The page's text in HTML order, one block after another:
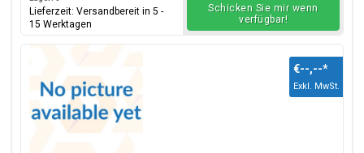
Lieferzeit: Versandbereit in 5 -
15 Werktagen
Schicken Sie mir wenn
verfügbar!
€--,--*
Exkl. MwSt.